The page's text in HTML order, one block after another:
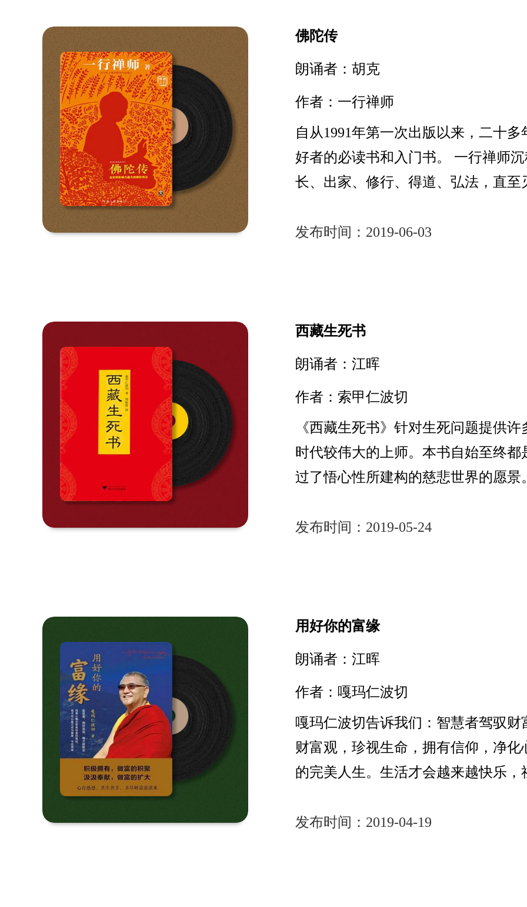
佛陀传
朗诵者：胡克
作者：一行禅师
自从1991年第一次出版以来，二十
好者的必读书和入门书。 一行禅师
长、出家、修行、得道、弘法，直至
发布时间：2019-06-03
西藏生死书
朗诵者：江晖
作者：索甲仁波切
《西藏生死书》针对生死问题提供
时代较伟大的上师。本书自始至终
过了悟心性所建构的慈悲世界的愿
发布时间：2019-05-24
用好你的富缘
朗诵者：江晖
作者：嘎玛仁波切
嘎玛仁波切告诉我们：智慧者驾驭
财富观，珍视生命，拥有信仰，净
的完美人生。生活才会越来越快乐
发布时间：2019-04-19